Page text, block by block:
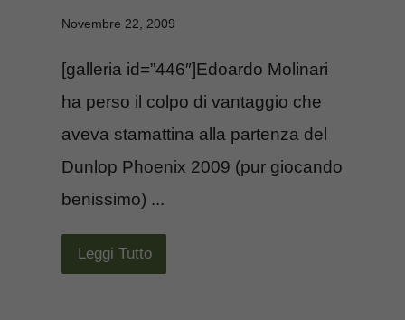
Novembre 22, 2009
[galleria id=”446″]Edoardo Molinari
ha perso il colpo di vantaggio che
aveva stamattina alla partenza del
Dunlop Phoenix 2009 (pur giocando
benissimo) ...
Leggi Tutto